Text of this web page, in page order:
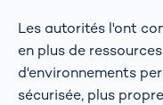
Les autorités l'ont
en plus de
d'environnements
sécurisée, plus